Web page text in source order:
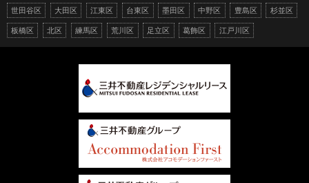
世田谷区 大田区 江東区 台東区 墨田区 中野区 豊島区 杉並区
板橋区 北区 練馬区 荒川区 足立区 葛飾区 江戸川区